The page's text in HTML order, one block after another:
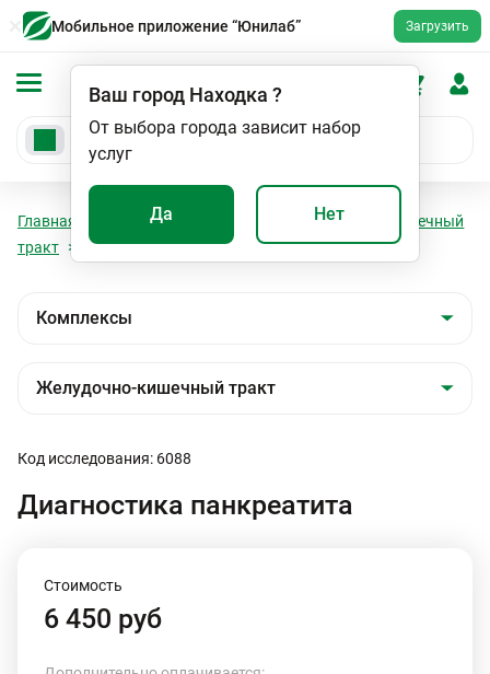
Мобильное приложение “Юнилаб” Загрузить
Ваш город Находка ?
От выбора города зависит набор
услуг
Да Нет
Главная Анализы
Желудочно-кишечный
тракт
Диагностика панкреатита
Код исследования: 6088
Диагностика панкреатита
Стоимость
6 450 руб